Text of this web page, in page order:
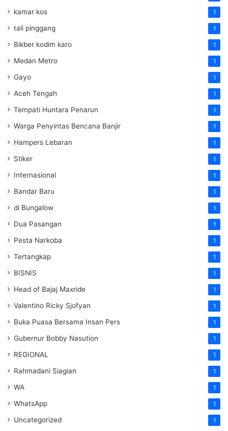
kamar kos 1
tali pinggang 1
Bikber kodim karo 1
Medan Metro 1
Gayo 1
Aceh Tengah 1
Tempati Huntara Penarun 1
Warga Penyintas Bencana Banjir 1
Hampers Lebaran 1
Stiker 1
Internasional 1
Bandar Baru 1
di Bungalow 1
Dua Pasangan 1
Pesta Narkoba 1
Tertangkap 1
BISNIS 1
Head of Bajaj Maxride 1
Valentino Ricky Sjofyan 1
Buka Puasa Bersama Insan Pers 1
Gubernur Bobby Nasution 1
REGIONAL 1
Rahmadani Siagian 1
WA 1
WhatsApp 1
Uncategorized 1